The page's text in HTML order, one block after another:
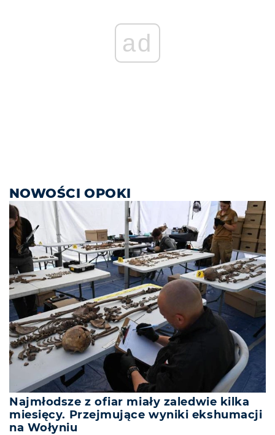
ad
NOWOŚCI OPOKI
Najmłodsze z ofiar miały zaledwie kilka
miesięcy. Przejmujące wyniki ekshumacji
na Wołyniu